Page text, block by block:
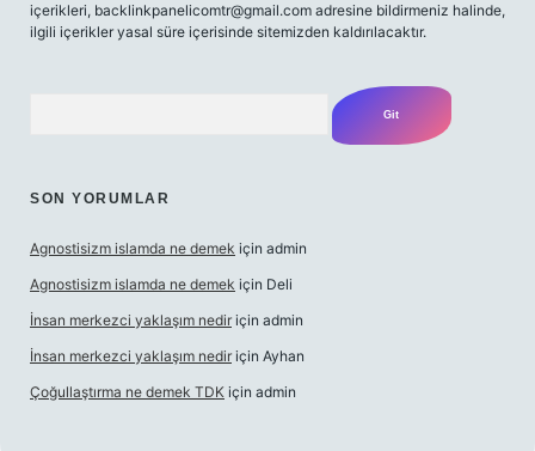
içerikleri, backlinkpanelicomtr@gmail.com adresine bildirmeniz halinde,
ilgili içerikler yasal süre içerisinde sitemizden kaldırılacaktır.
SON YORUMLAR
Agnostisizm islamda ne demek için admin
Agnostisizm islamda ne demek için Deli
İnsan merkezci yaklaşım nedir için admin
İnsan merkezci yaklaşım nedir için Ayhan
Çoğullaştırma ne demek TDK için admin